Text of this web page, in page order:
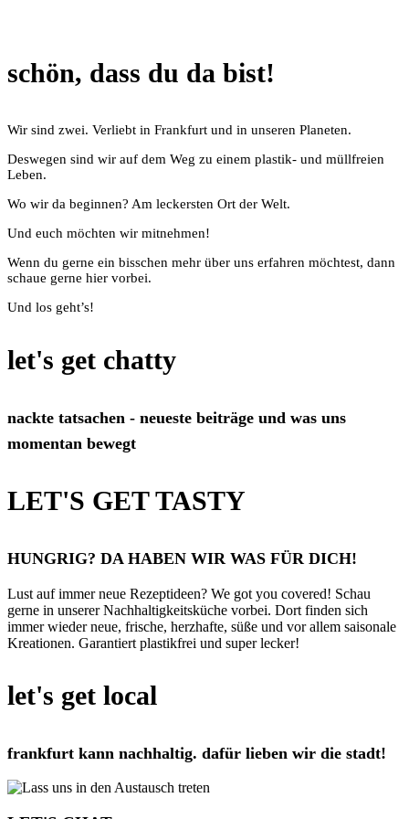
schön, dass du da bist!
Wir sind zwei. Verliebt in Frankfurt und in unseren Planeten.
Deswegen sind wir auf dem Weg zu einem plastik- und müllfreien
Leben.
Wo wir da beginnen? Am leckersten Ort der Welt.
Und euch möchten wir mitnehmen!
Wenn du gerne ein bisschen mehr über uns erfahren möchtest, dann
schaue gerne hier vorbei.
Und los geht’s!
let's get chatty
nackte tatsachen - neueste beiträge und was uns
momentan bewegt
LET'S GET TASTY
HUNGRIG? DA HABEN WIR WAS FÜR DICH!
Lust auf immer neue Rezeptideen? We got you covered! Schau
gerne in unserer Nachhaltigkeitsküche vorbei. Dort finden sich
immer wieder neue, frische, herzhafte, süße und vor allem saisonale
Kreationen. Garantiert plastikfrei und super lecker!
let's get local
frankfurt kann nachhaltig. dafür lieben wir die stadt!